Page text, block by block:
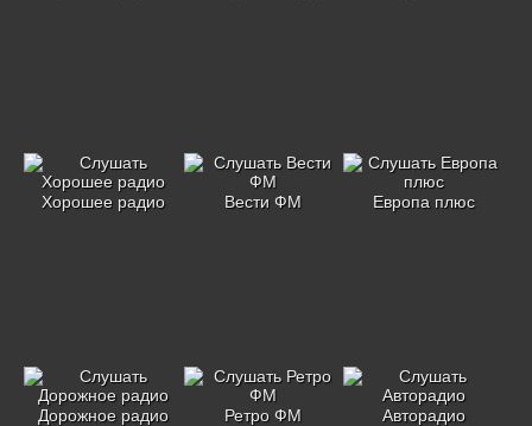
Хорошее радио Вести ФМ Европа плюс
Дорожное радио Ретро ФМ Авторадио